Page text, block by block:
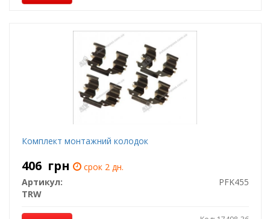
Комплект монтажний колодок
406 грн
срок 2 дн.
Артикул:
PFK455
TRW